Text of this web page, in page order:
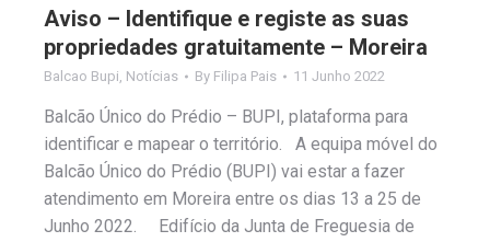
Aviso – Identifique e registe as suas
propriedades gratuitamente – Moreira
Balcao Bupi, Notícias By Filipa Pais 11 Junho 2022
Balcão Único do Prédio – BUPI, plataforma para
identificar e mapear o território. A equipa móvel do
Balcão Único do Prédio (BUPI) vai estar a fazer
atendimento em Moreira entre os dias 13 a 25 de
Junho 2022. Edifício da Junta de Freguesia de